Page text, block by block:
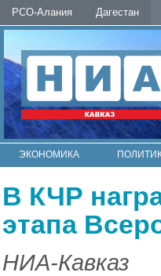
РСО-Алания Дагестан
ЭКОНОМИКА
В КЧР
этапа
НИА-Кавказ